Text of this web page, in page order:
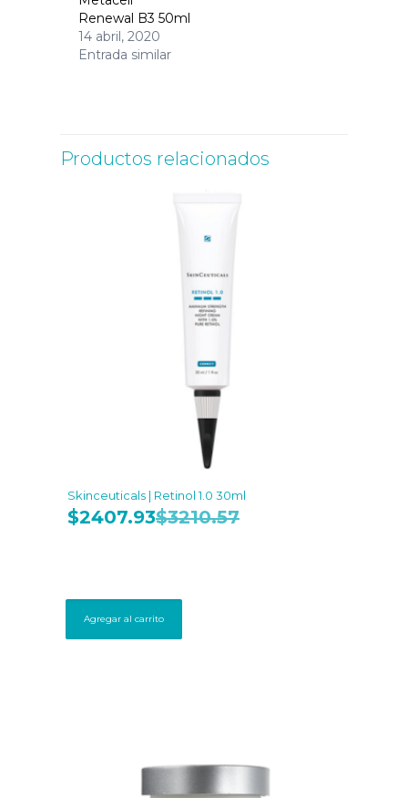
Renewal B3 50ml
14 abril, 2020
Entrada similar
Productos relacionados
Skinceuticals | Retinol 1.0 30ml
$2407.93$3210.57
Agregar al carrito